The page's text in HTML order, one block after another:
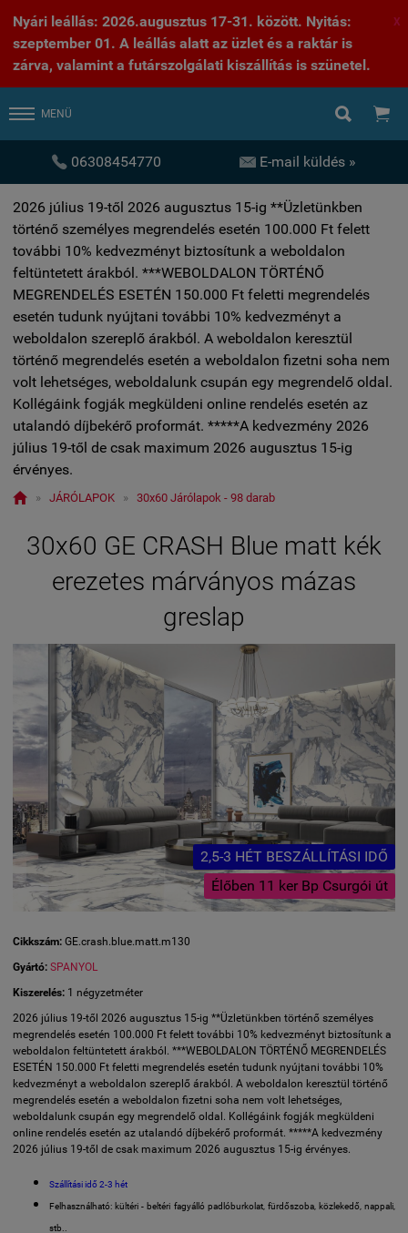
Nyári leállás: 2026.augusztus 17-31. között. Nyitás:
szeptember 01. A leállás alatt az üzlet és a raktár is
zárva, valamint a futárszolgálati kiszállítás is szünetel.
X
MENÜ  
 06308454770  E-mail küldés »
2026 július 19-től 2026 augusztus 15-ig **Üzletünkben
történő személyes megrendelés esetén 100.000 Ft felett
további 10% kedvezményt biztosítunk a weboldalon
feltüntetett árakból. ***WEBOLDALON TÖRTÉNŐ
MEGRENDELÉS ESETÉN 150.000 Ft feletti megrendelés
esetén tudunk nyújtani további 10% kedvezményt a
weboldalon szereplő árakból. A weboldalon keresztül
történő megrendelés esetén a weboldalon fizetni soha nem
volt lehetséges, weboldalunk csupán egy megrendelő oldal.
Kollégáink fogják megküldeni online rendelés esetén az
utalandó díjbekérő proformát. *****A kedvezmény 2026
július 19-től de csak maximum 2026 augusztus 15-ig
érvényes.
 » JÁRÓLAPOK » 30x60 Járólapok - 98 darab
30x60 GE CRASH Blue matt kék
erezetes márványos mázas
greslap
2,5-3 HÉT BESZÁLLÍTÁSI IDŐ
Élőben 11 ker Bp Csurgói út
Cikkszám: GE.crash.blue.matt.m130
Gyártó: SPANYOL
Kiszerelés: 1 négyzetméter
2026 július 19-től 2026 augusztus 15-ig **Üzletünkben történő személyes
megrendelés esetén 100.000 Ft felett további 10% kedvezményt biztosítunk a
weboldalon feltüntetett árakból. ***WEBOLDALON TÖRTÉNŐ MEGRENDELÉS
ESETÉN 150.000 Ft feletti megrendelés esetén tudunk nyújtani további 10%
kedvezményt a weboldalon szereplő árakból. A weboldalon keresztül történő
megrendelés esetén a weboldalon fizetni soha nem volt lehetséges,
weboldalunk csupán egy megrendelő oldal. Kollégáink fogják megküldeni
online rendelés esetén az utalandó díjbekérő proformát. *****A kedvezmény
2026 július 19-től de csak maximum 2026 augusztus 15-ig érvényes.
Szállítási idő 2-3 hét
Felhasználható: kültéri - beltéri fagyálló padlóburkolat, fürdőszoba, közlekedő, nappali,
stb..